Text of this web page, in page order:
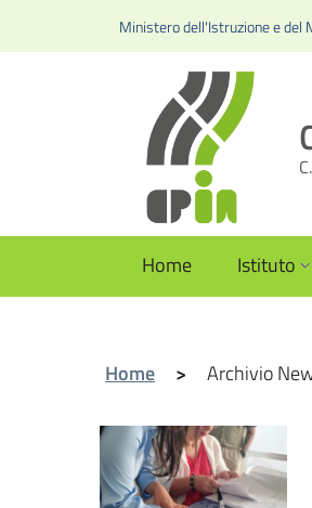
Ministero dell'Istruzione e del
Home Istituto
Home > Archivio